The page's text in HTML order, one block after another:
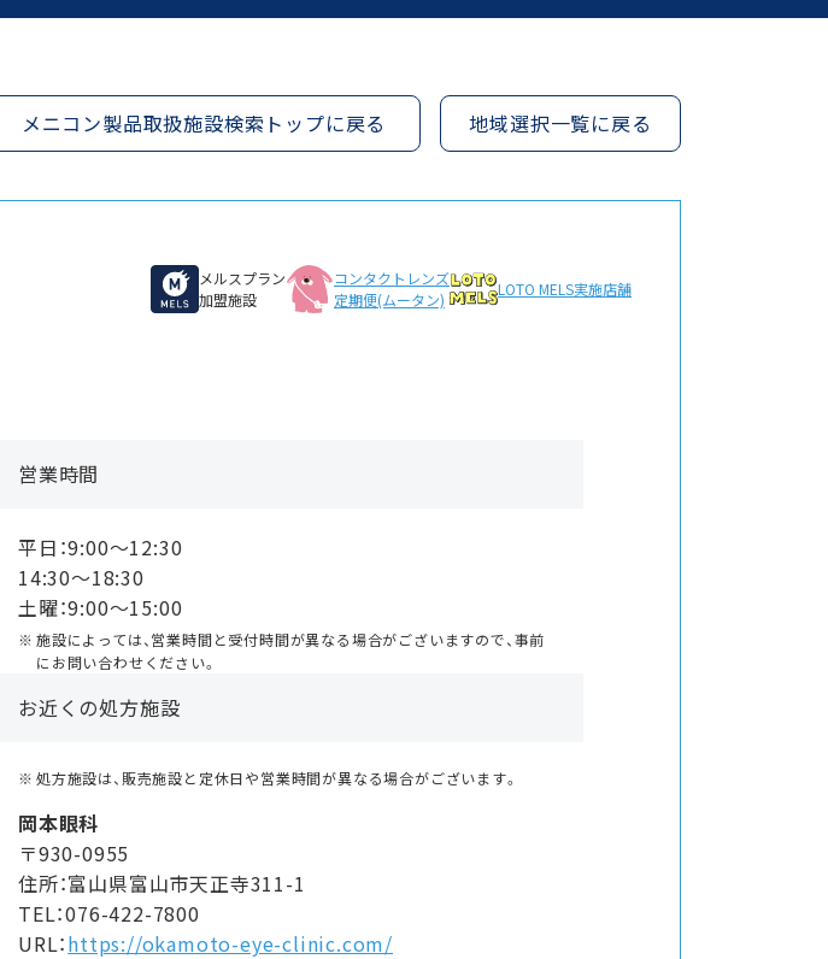
メニコン製品取扱施設検索トップに戻る 地域選択一覧に戻る
メルスプラン
加盟施設
コンタクトレンズ
定期便(ムータン)
LOTO MELS実施店舗
営業時間
平日：9:00〜12:30
14:30〜18:30
土曜：9:00〜15:00
施設によっては、営業時間と受付時間が異なる場合がございますので、事前
にお問い合わせください。
お近くの処方施設
処方施設は、販売施設と定休日や営業時間が異なる場合がございます。
岡本眼科
〒930-0955
住所：富山県富山市天正寺311-1
TEL：076-422-7800
URL：https://okamoto-eye-clinic.com/